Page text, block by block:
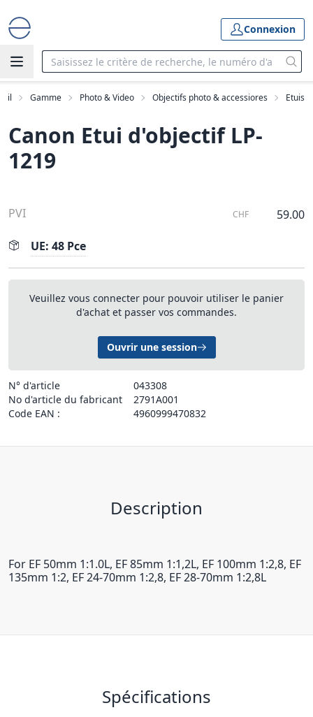
Connexion
Gamme Photo & Video Objectifs photo & accessiores Etuis
Canon Etui d'objectif LP-
1219
PVI CHF 59.00
UE: 48 Pce
Veuillez vous connecter pour pouvoir utiliser le panier
d'achat et passer vos commandes.
Ouvrir une session
N° d'article
043308
No d'article du fabricant
2791A001
Code EAN :
4960999470832
Description
For EF 50mm 1:1.0L, EF 85mm 1:1,2L, EF 100mm 1:2,8, EF
135mm 1:2, EF 24-70mm 1:2,8, EF 28-70mm 1:2,8L
Spécifications